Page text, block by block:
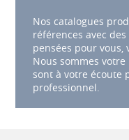
Nos catalogues
références avec
pensées pour vous,
Nous sommes
sont à votre écoute
professionnel.